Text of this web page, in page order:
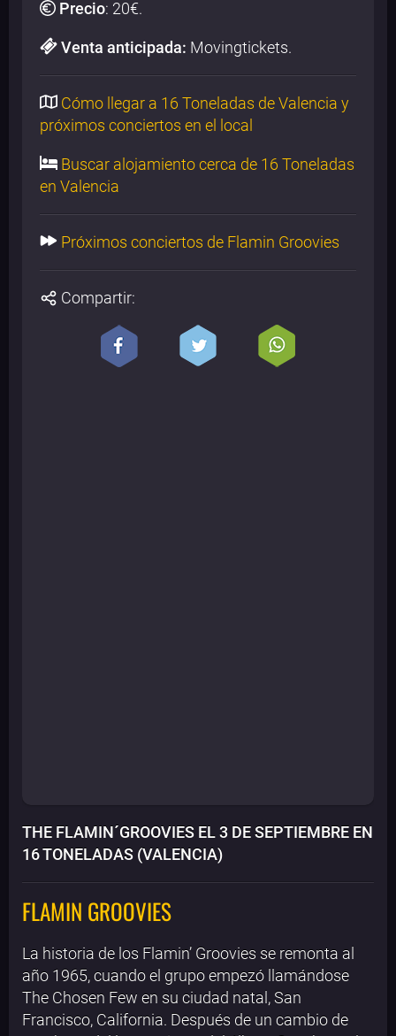
Precio: 20€.
Venta anticipada: Movingtickets.
Cómo llegar a 16 Toneladas de Valencia y
próximos conciertos en el local
Buscar alojamiento cerca de 16 Toneladas
en Valencia
Próximos conciertos de Flamin Groovies
Compartir:
THE FLAMIN´GROOVIES EL 3 DE SEPTIEMBRE EN
16 TONELADAS (VALENCIA)
FLAMIN GROOVIES
La historia de los Flamin’ Groovies se remonta al
año 1965, cuando el grupo empezó llamándose
The Chosen Few en su ciudad natal, San
Francisco, California. Después de un cambio de